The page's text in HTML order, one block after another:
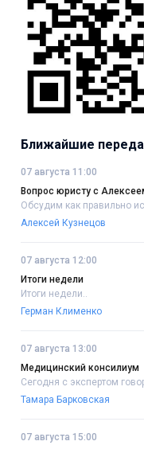
Ближайшие
07 августа 11:00
Вопрос юристу с
Обсудим как правильно
Алексей Кузнецов
07 августа 12:00
Итоги недели
Итоги недели..
Герман Клименко
07 августа 13:00
Медицинский консилиум
Сегодня с экспертом
Тамара Барковская
07 августа 15:00